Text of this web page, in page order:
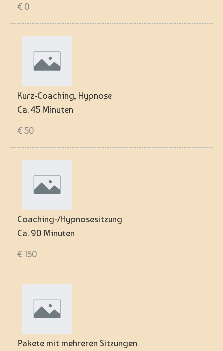
€ 0
Kurz-Coaching, Hypnose
Ca. 45 Minuten
€ 50
Coaching-/Hypnosesitzung
Ca. 90 Minuten
€ 150
Pakete mit mehreren Sitzungen